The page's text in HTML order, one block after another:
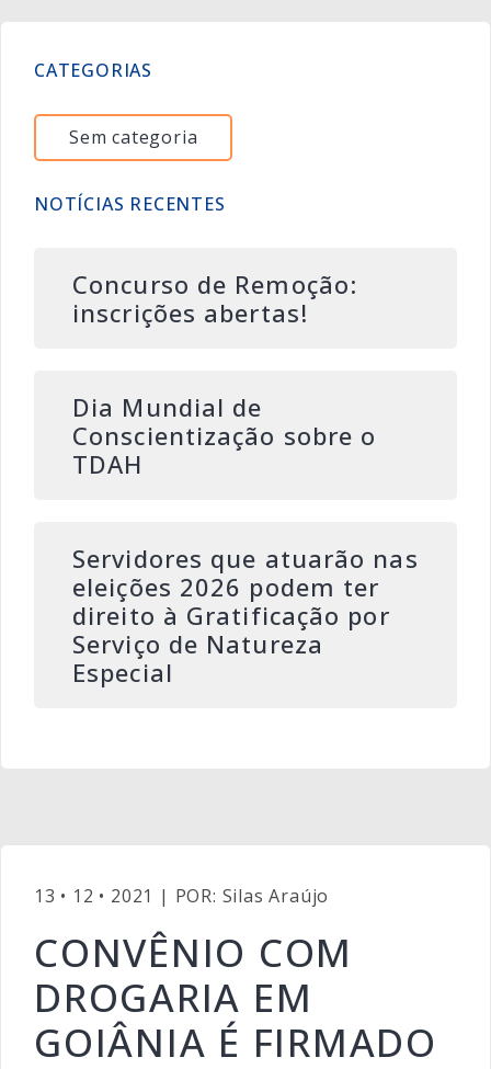
CATEGORIAS
Sem categoria
NOTÍCIAS RECENTES
Concurso de Remoção:
inscrições abertas!
Dia Mundial de
Conscientização sobre o
TDAH
Servidores que atuarão nas
eleições 2026 podem ter
direito à Gratificação por
Serviço de Natureza
Especial
13 • 12 • 2021 | POR: Silas Araújo
CONVÊNIO COM
DROGARIA EM
GOIÂNIA É FIRMADO